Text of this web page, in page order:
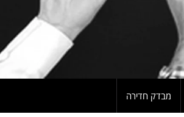
מבדק חדירה